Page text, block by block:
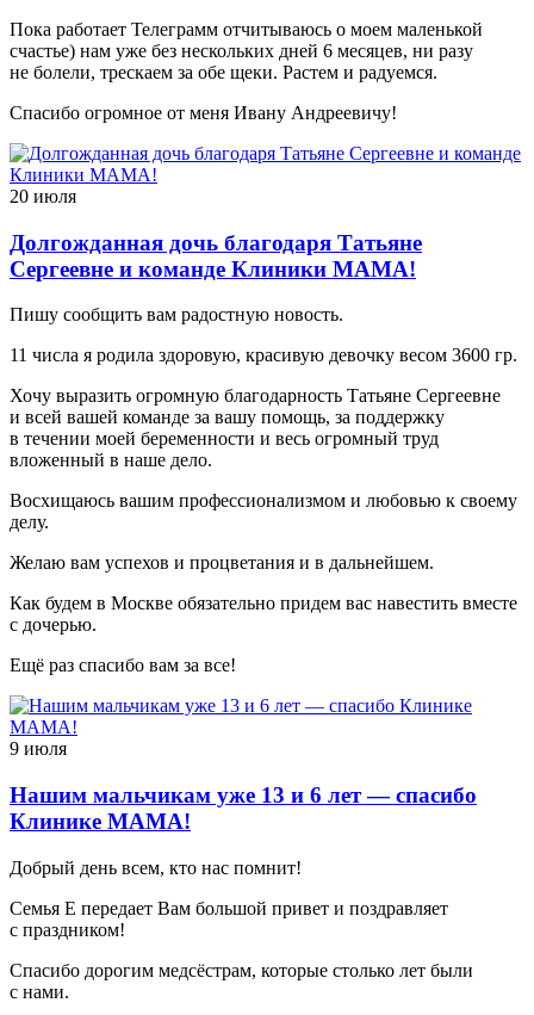
Пока работает Телеграмм отчитываюсь о моем маленькой
счастье) нам уже без нескольких дней 6 месяцев, ни разу
не болели, трескаем за обе щеки. Растем и радуемся.
Спасибо огромное от меня Ивану Андреевичу!
20 июля
Долгожданная дочь благодаря Татьяне
Сергеевне и команде Клиники МАМА!
Пишу сообщить вам радостную новость.
11 числа я родила здоровую, красивую девочку весом 3600 гр.
Хочу выразить огромную благодарность Татьяне Сергеевне
и всей вашей команде за вашу помощь, за поддержку
в течении моей беременности и весь огромный труд
вложенный в наше дело.
Восхищаюсь вашим профессионализмом и любовью к своему
делу.
Желаю вам успехов и процветания и в дальнейшем.
Как будем в Москве обязательно придем вас навестить вместе
с дочерью.
Ещё раз спасибо вам за все!
9 июля
Нашим мальчикам уже 13 и 6 лет — спасибо
Клинике МАМА!
Добрый день всем, кто нас помнит!
Семья Е передает Вам большой привет и поздравляет
с праздником!
Спасибо дорогим медсёстрам, которые столько лет были
с нами.